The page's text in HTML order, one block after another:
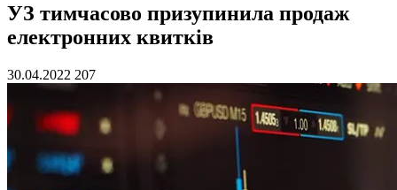
УЗ тимчасово призупинила продаж
електронних квитків
30.04.2022 207